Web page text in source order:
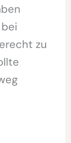
zu